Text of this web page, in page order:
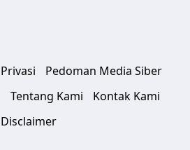
Pedoman Media Siber
Tentang Kami
Kontak Kami
Disclaimer